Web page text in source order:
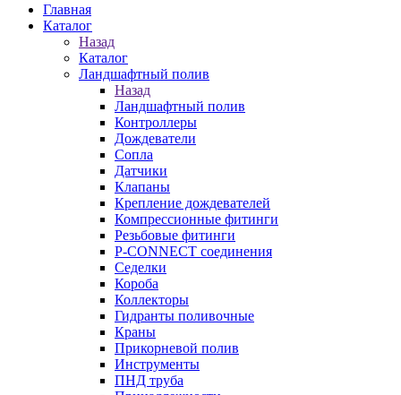
Главная
Каталог
Назад
Каталог
Ландшафтный полив
Назад
Ландшафтный полив
Контроллеры
Дождеватели
Сопла
Датчики
Клапаны
Крепление дождевателей
Компрессионные фитинги
Резьбовые фитинги
P-CONNECT соединения
Седелки
Короба
Коллекторы
Гидранты поливочные
Краны
Прикорневой полив
Инструменты
ПНД труба